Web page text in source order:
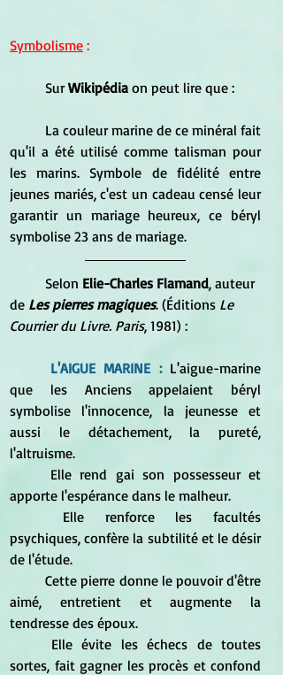
Symbolisme :
	Sur
Wikipédia on peut lire que :
qu'il a été utilisé comme talisman pour
les marins. Symbole de fidélité entre
jeunes mariés, c'est un cadeau censé leur
garantir un mariage heureux, ce béryl
symbolise 23 ans de mariage.
	Selon
Elie-Charles Flamand, auteur
de Les pierres magiques. (Éditions Le
Courrier du Livre. Paris, 1981) :
L'AIGUE MARINE : L'aigue-marine
que les Anciens appelaient béryl
symbolise l'innocence, la jeunesse et
aussi le détachement, la pureté,
l'altruisme.
apporte l'espérance dans le malheur.
psychiques, confère la subtilité et le désir
de l'étude.
	Cette pierre donne le pouvoir d'être
aimé, entretient et augmente la
tendresse des époux.
sortes, fait gagner les procès et confond